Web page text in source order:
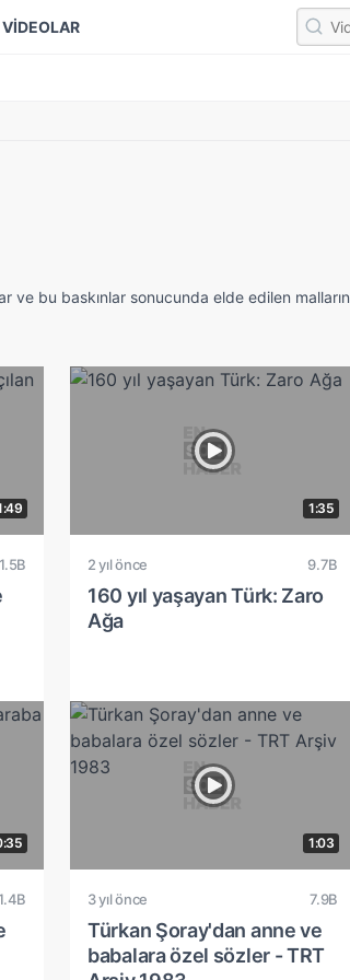
ve bu baskınlar sonucunda elde edilen malların
1:35
2 yıl önce 9.7B
160 yıl yaşayan Türk: Zaro
Ağa
1:03
3 yıl önce 7.9B
Türkan Şoray'dan anne ve
babalara özel sözler - TRT